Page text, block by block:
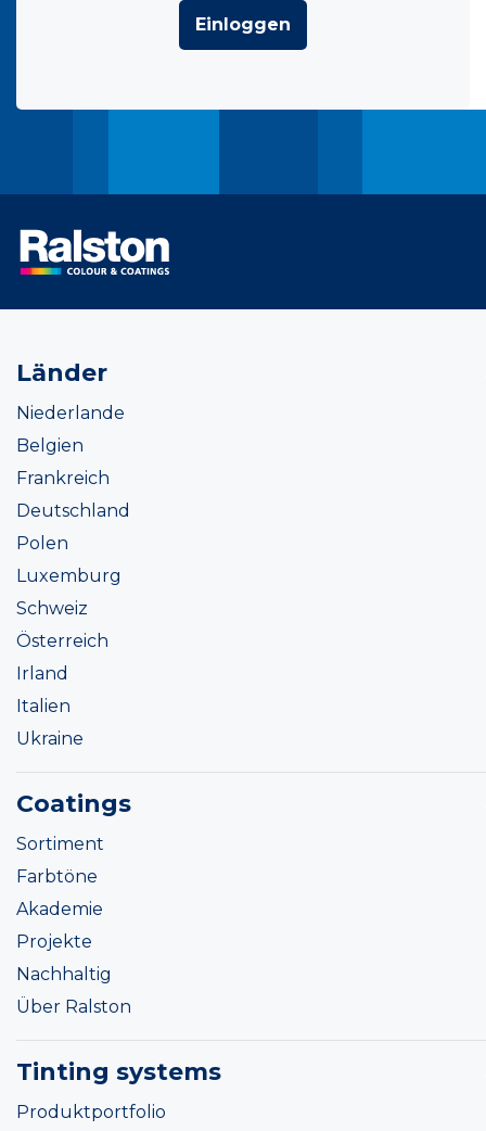
Einloggen
Länder
Niederlande
Belgien
Frankreich
Deutschland
Polen
Luxemburg
Schweiz
Österreich
Irland
Italien
Ukraine
Coatings
Sortiment
Farbtöne
Akademie
Projekte
Nachhaltig
Über Ralston
Tinting systems
Produktportfolio